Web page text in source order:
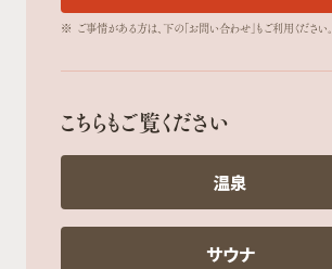
※ ご事情がある方は、下の「お問い合わせ」もご利用ください。
こちらもご覧ください
温泉
サウナ